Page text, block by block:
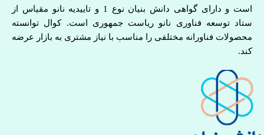
است و دارای گواهی دانش بنیان نوع 1 و تاییدیه نانو مقیاس از
ستاد توسعه فناوری نانو ریاست جمهوری است. کوال توانسته
محصولات فناورانه مختلفی را مناسب با نیاز مشتری به بازار عرضه
کند.